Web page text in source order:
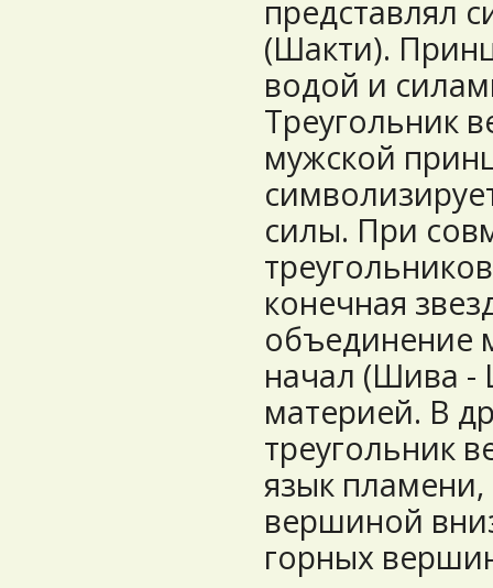
представлял
(Шакти).
водой и
Треугольник
мужской
силы. При
конечная
объединение
начал (Шива -
материей. В
треугольник
язык
вершиной
горных